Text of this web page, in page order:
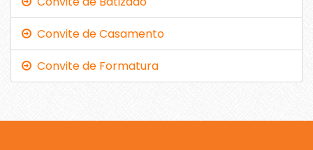
Convite de Casamento
Convite de Formatura